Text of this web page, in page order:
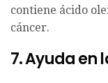
contiene ácido
cáncer.
7. Ayuda en